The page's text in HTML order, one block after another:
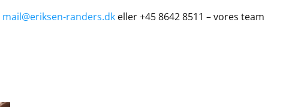
mail@eriksen-randers.dk eller +45 8642 8511 – vores team